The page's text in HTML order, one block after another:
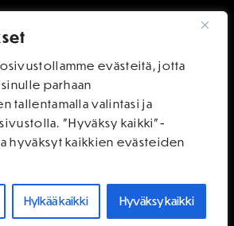
evästeitä, jotta
parhaan
tallentamalla valintasi ja
"Hyväksy kaikki"-
hyväksyt kaikkien evästeiden
Hylkää kaikki Hyväksy kaikki